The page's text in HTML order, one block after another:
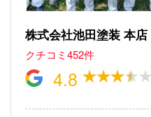
株式会社池田塗装 本店
クチコミ452件
4.8